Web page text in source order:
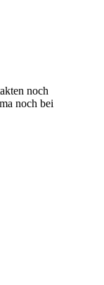
noch
noch bei